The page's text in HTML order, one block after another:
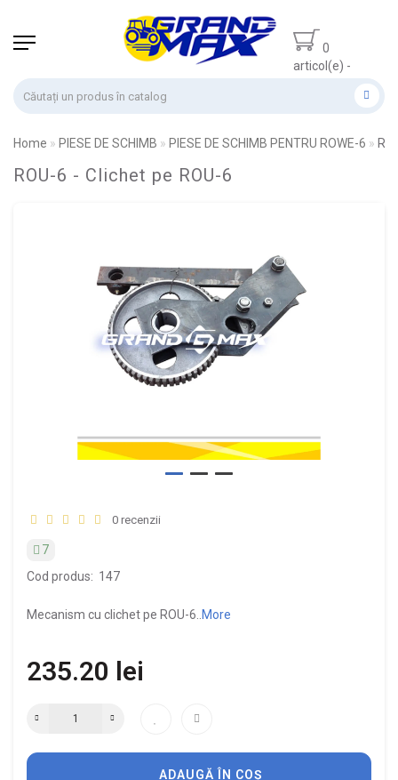
0
articol(e) -
Home PIESE DE SCHIMB PIESE DE SCHIMB PENTRU ROWE-6
ROU-6 - Clichet pe ROU-6
0 recenzii
7
Cod produs: 147
Mecanism cu clichet pe ROU-6.. More
235.20 lei
ADAUGĂ ÎN COȘ